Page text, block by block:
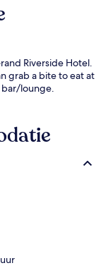
Riverside Hotel.
grab a bite to eat at
lounge.